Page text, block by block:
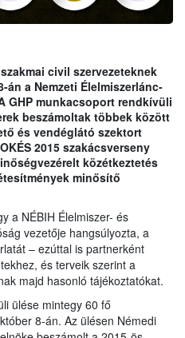
civil szervezeteknek
a Nemzeti Élelmiszerlánc-
GHP munkacsoport rendkívüli
beszámoltak többek között
és vendéglátó szektort
2015 szakácsverseny
közétkeztetés
minősítő
a NÉBIH Élelmiszer- és
vezetője hangsúlyozta, a
– ezúttal is partnerként
és terveik szerint a
majd hasonló tájékoztatókat.
ülése mintegy 60 fő
8-án. Az ülésen Némedi